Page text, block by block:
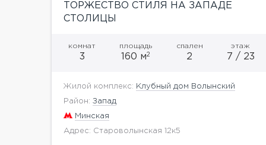
ТОРЖЕСТВО СТИЛЯ НА ЗАПАДЕ
СТОЛИЦЫ
комнат
3
площадь
160 м2
спален
2
этаж
7 / 23
Жилой комплекс: Клубный дом Волынский
Район: Запад
Минская
Адрес: Староволынская 12к5